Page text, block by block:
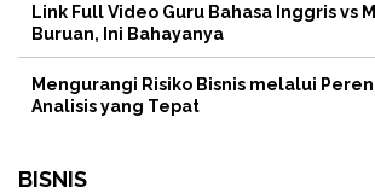
Link Full Video Guru Bahasa Inggris vs
Buruan, Ini Bahayanya
Mengurangi Risiko Bisnis melalui
Analisis yang Tepat
BISNIS